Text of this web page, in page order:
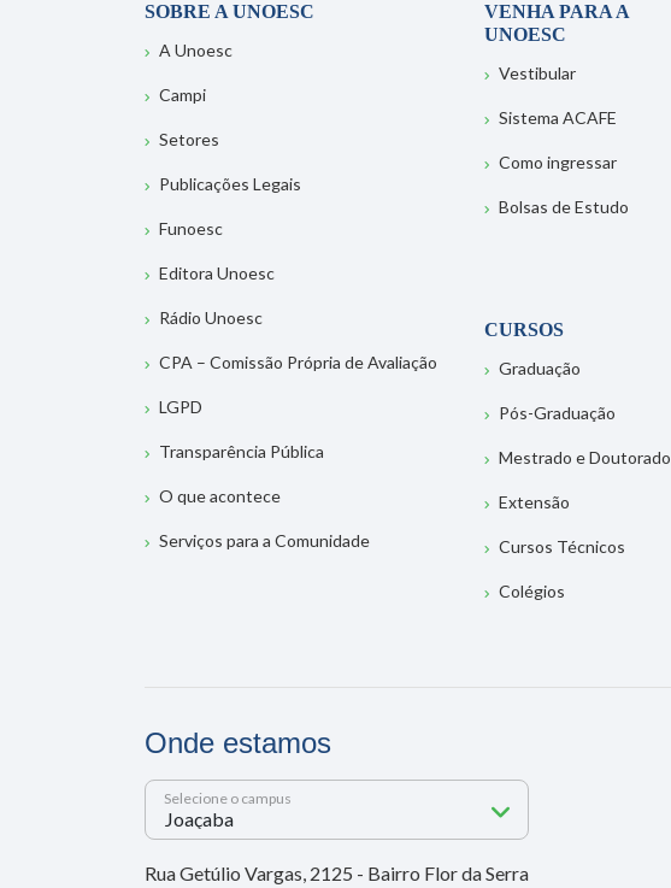
SOBRE A UNOESC
A Unoesc
Campi
Setores
Publicações Legais
Funoesc
Editora Unoesc
Rádio Unoesc
CPA – Comissão Própria de Avaliação
LGPD
Transparência Pública
O que acontece
Serviços para a Comunidade
VENHA PARA A
UNOESC
Vestibular
Sistema ACAFE
Como ingressar
Bolsas de Estudo
CURSOS
Graduação
Pós-Graduação
Mestrado e Doutorado
Extensão
Cursos Técnicos
Colégios
Onde estamos
Selecione o campus
Rua Getúlio Vargas, 2125 - Bairro Flor da Serra